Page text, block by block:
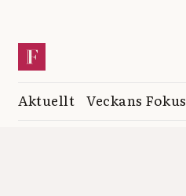
Aktuellt Veckans Fokus